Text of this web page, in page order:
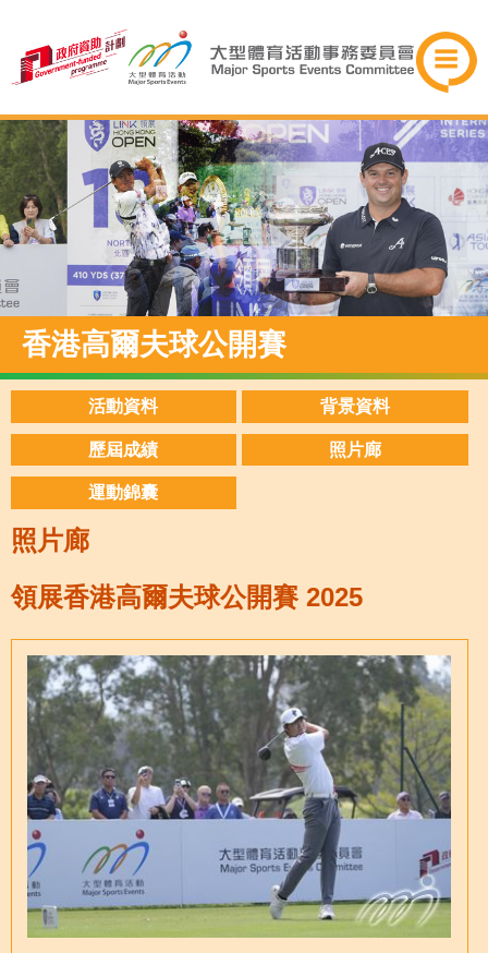
香港高爾夫球公開賽
活動資料 背景資料
歷屆成績 照片廊
運動錦囊
照片廊
領展香港高爾夫球公開賽 2025